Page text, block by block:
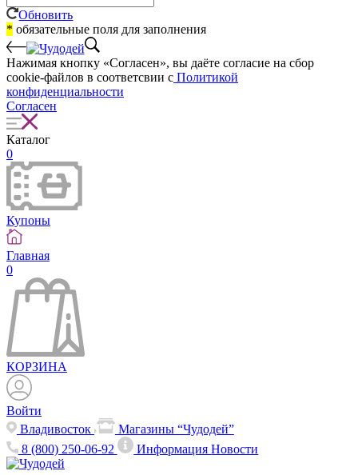
Обновить
* обязательные поля для заполнения
Нажимая кнопку «Согласен», вы даёте cогласие на сбор
cookie-файлов в соответсвии с Политикой
конфиденциальности
Согласен
Каталог
0
Купоны
Главная
0
КОРЗИНА
Войти
Владивосток
Магазины “Чудодей”
8 (800) 250-06-92
ИнформацияНовости